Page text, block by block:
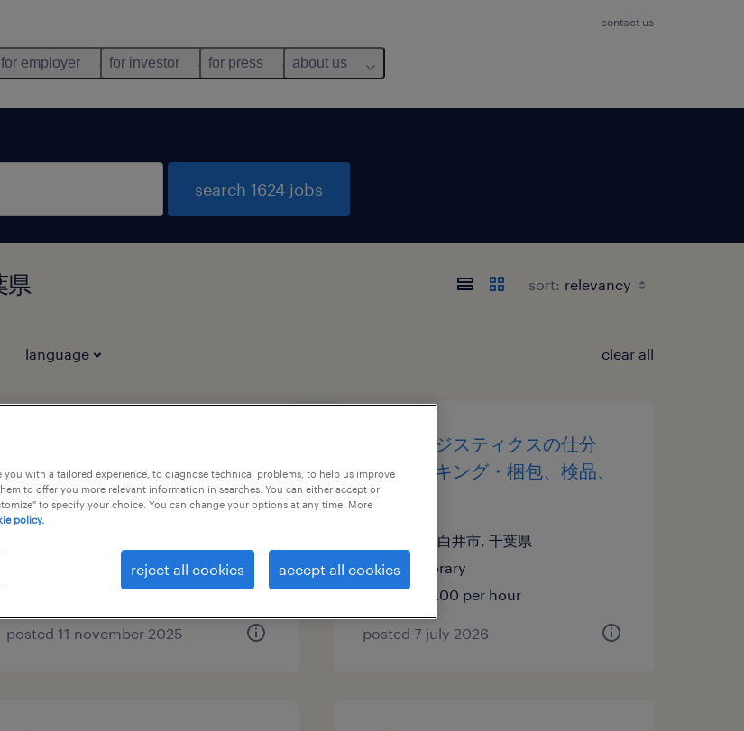
contact us
for employer for investor for press about us
search 1624 jobs
県 sort:
language clear all
ング・梱包、検品
千葉県白井市, 千葉県
¥1400.00 per hour
posted 11 november 2025
物流・ロジスティクスの仕分
け・ピッキング・梱包、検品、
入出荷
千葉県白井市, 千葉県
temporary
¥1450.00 per hour
posted 7 july 2026
you with a tailored experience, to diagnose technical problems, to help us improve
to offer you more relevant information in searches. You can either accept or
to specify your choice. You can change your options at any time. More
policy.
reject all cookies accept all cookies